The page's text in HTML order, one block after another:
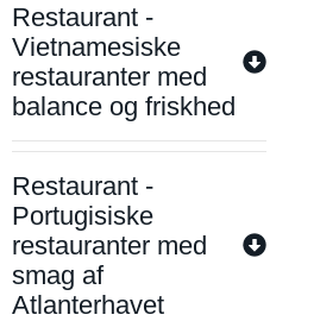
Restaurant -
Vietnamesiske
restauranter med
balance og friskhed
Restaurant -
Portugisiske
restauranter med
smag af
Atlanterhavet